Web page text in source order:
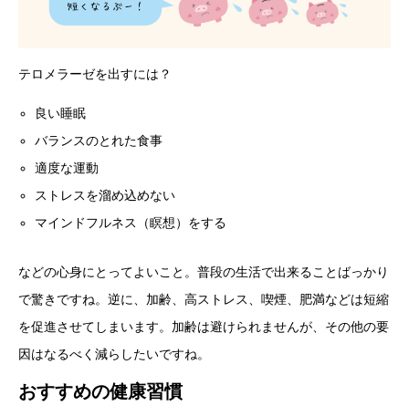
テロメラーゼを出すには？
良い睡眠
バランスのとれた食事
適度な運動
ストレスを溜め込めない
マインドフルネス（瞑想）をする
などの心身にとってよいこと。普段の生活で出来ることばっかり
で驚きですね。逆に、加齢、高ストレス、喫煙、肥満などは短縮
を促進させてしまいます。加齢は避けられませんが、その他の要
因はなるべく減らしたいですね。
おすすめの健康習慣